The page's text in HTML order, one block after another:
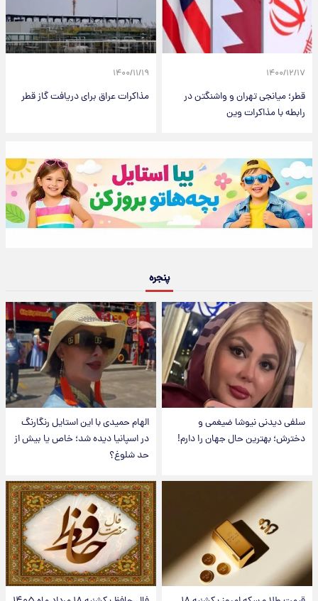
۱۴۰۰/۱۲/۱۷
قطر؛ میانجی تهران و واشنگتن در
رابطه با مذاکرات وین
۱۴۰۰/۱۱/۱۹
مذاکرات عراق برای دریافت گاز قطر
پنجره
سلفی دیدنی نیوشا ضیغمی و
دخترش؛ بهترین حال جهان را دارم!
الهام حمیدی با این استایل رنگارنگ
در اسپانیا دیده شد؛ خاص یا بیش از
حد شلوغ؟